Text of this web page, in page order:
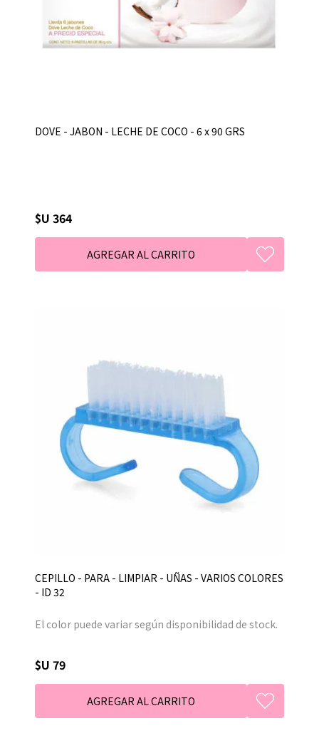
DOVE - JABON - LECHE DE COCO - 6 x 90 GRS
$U 364
CEPILLO - PARA - LIMPIAR - UÑAS - VARIOS COLORES
- ID 32
El color puede variar según disponibilidad de stock.
$U 79